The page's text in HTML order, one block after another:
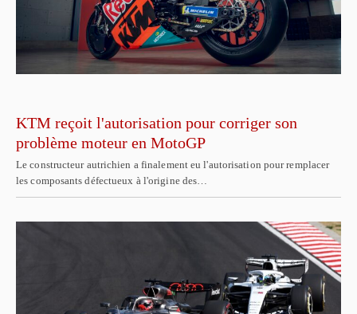
KTM reçoit l'autorisation pour corriger son
problème moteur en MotoGP
Le constructeur autrichien a finalement eu l'autorisation pour remplacer
les composants défectueux à l'origine des…